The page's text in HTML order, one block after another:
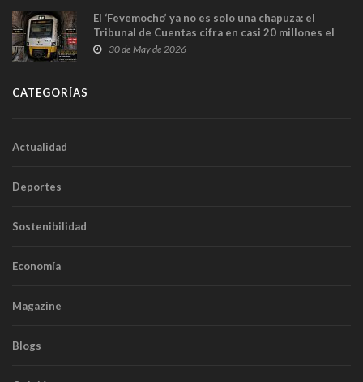
El ‘Fevemocho’ ya no es solo una chapuza: el
Tribunal de Cuentas cifra en casi 20 millones el
sobrecoste de los trenes que no cabían por los
30 de May de 2026
CATEGORÍAS
Actualidad
Deportes
Sostenibilidad
Economía
Magazine
Blogs